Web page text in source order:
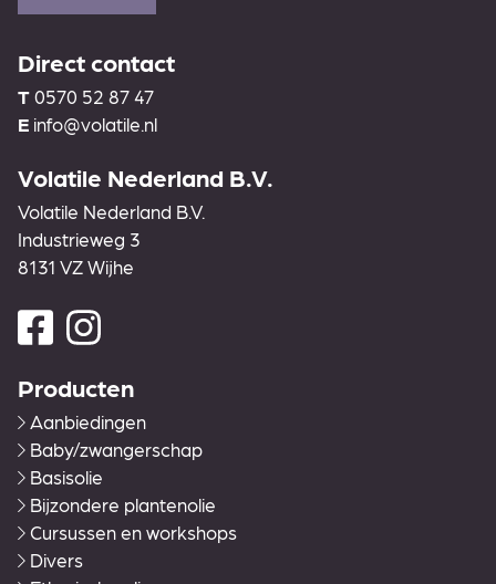
Direct contact
T 0570 52 87 47
E info@volatile.nl
Volatile Nederland B.V.
Volatile Nederland B.V.
Industrieweg 3
8131 VZ Wijhe
Producten
Aanbiedingen
Baby/zwangerschap
Basisolie
Bijzondere plantenolie
Cursussen en workshops
Divers